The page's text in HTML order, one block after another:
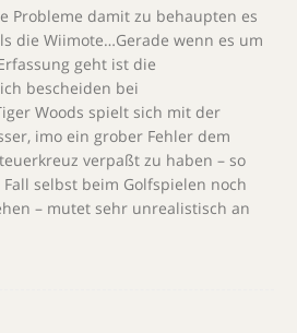
Probleme damit zu behaupten es
die Wiimote…Gerade wenn es um
geht ist die
bescheiden bei
Woods spielt sich mit der
imo ein grober Fehler dem
verpaßt zu haben – so
selbst beim Golfspielen noch
– mutet sehr unrealistisch an